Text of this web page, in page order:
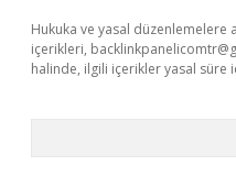
Hukuka ve yasal düzenlemelere
içerikleri,
halinde, ilgili içerikler yasal süre